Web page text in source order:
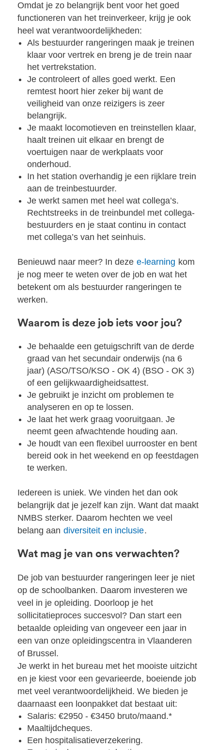
Omdat je zo belangrijk bent voor het goed
functioneren van het treinverkeer, krijg je ook
heel wat verantwoordelijkheden:
Als bestuurder rangeringen maak je treinen
klaar voor vertrek en breng je de trein naar
het vertrekstation.
Je controleert of alles goed werkt. Een
remtest hoort hier zeker bij want de
veiligheid van onze reizigers is zeer
belangrijk.
Je maakt locomotieven en treinstellen klaar,
haalt treinen uit elkaar en brengt de
voertuigen naar de werkplaats voor
onderhoud.
In het station overhandig je een rijklare trein
aan de treinbestuurder.
Je werkt samen met heel wat collega’s.
Rechtstreeks in de treinbundel met collega-
bestuurders en je staat continu in contact
met collega’s van het seinhuis.
Benieuwd naar meer? In deze e-learning kom
je nog meer te weten over de job en wat het
betekent om als bestuurder rangeringen te
werken.
Waarom is deze job iets voor jou?
Je behaalde een getuigschrift van de derde
graad van het secundair onderwijs (na 6
jaar) (ASO/TSO/KSO - OK 4) (BSO - OK 3)
of een gelijkwaardigheidsattest.
Je gebruikt je inzicht om problemen te
analyseren en op te lossen.
Je laat het werk graag vooruitgaan. Je
neemt geen afwachtende houding aan.
Je houdt van een flexibel uurrooster en bent
bereid ook in het weekend en op feestdagen
te werken.
Iedereen is uniek. We vinden het dan ook
belangrijk dat je jezelf kan zijn. Want dat maakt
NMBS sterker. Daarom hechten we veel
belang aan diversiteit en inclusie.
Wat mag je van ons verwachten?
De job van bestuurder rangeringen leer je niet
op de schoolbanken. Daarom investeren we
veel in je opleiding. Doorloop je het
sollicitatieproces succesvol? Dan start een
betaalde opleiding van ongeveer een jaar in
een van onze opleidingscentra in Vlaanderen
of Brussel.
Je werkt in het bureau met het mooiste uitzicht
en je kiest voor een gevarieerde, boeiende job
met veel verantwoordelijkheid. We bieden je
daarnaast een loonpakket dat bestaat uit:
Salaris: €2950 - €3450 bruto/maand.*
Maaltijdcheques.
Een hospitalisatieverzekering.